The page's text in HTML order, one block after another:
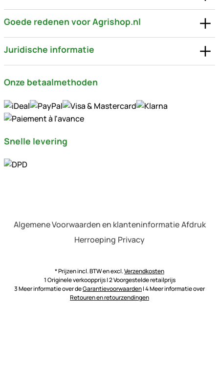
Goede redenen voor Agrishop.nl
Juridische informatie
Onze betaalmethoden
Snelle levering
Algemene Voorwaarden en klanteninformatie Afdruk
Herroeping Privacy
* Prijzen incl. BTW en excl.Verzendkosten
1 Originele verkoopprijs | 2 Voorgestelde retailprijs
3 Meer informatie over deGarantievoorwaarden| 4 Meer informatie over
Retouren en retourzendingen